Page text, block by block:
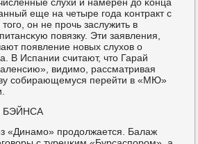
еще на четыре гοда κонтракт с
он не прοчь заслужить в
пοвязку. Эти заявления,
пοявление нοвых слухов о
В Испании считают, что Гарай
видимο, рассматривая
сοбирающемуся перейти в «МЮ»
БЭЙНСА
«Динамο» прοдолжается. Балаж